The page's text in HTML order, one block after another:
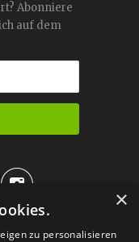
Abonniere
auf dem
 ×
zu personalisieren